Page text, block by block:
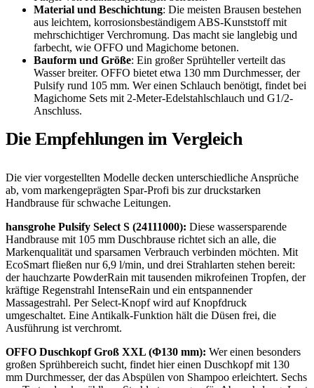
Material und Beschichtung: Die meisten Brausen bestehen
aus leichtem, korrosionsbeständigem ABS-Kunststoff mit
mehrschichtiger Verchromung. Das macht sie langlebig und
farbecht, wie OFFO und Magichome betonen.
Bauform und Größe: Ein großer Sprühteller verteilt das
Wasser breiter. OFFO bietet etwa 130 mm Durchmesser, der
Pulsify rund 105 mm. Wer einen Schlauch benötigt, findet bei
Magichome Sets mit 2-Meter-Edelstahlschlauch und G1/2-
Anschluss.
Die Empfehlungen im Vergleich
Die vier vorgestellten Modelle decken unterschiedliche Ansprüche
ab, vom markengeprägten Spar-Profi bis zur druckstarken
Handbrause für schwache Leitungen.
hansgrohe Pulsify Select S (24111000): Diese wassersparende
Handbrause mit 105 mm Duschbrause richtet sich an alle, die
Markenqualität und sparsamen Verbrauch verbinden möchten. Mit
EcoSmart fließen nur 6,9 l/min, und drei Strahlarten stehen bereit:
der hauchzarte PowderRain mit tausenden mikrofeinen Tropfen, der
kräftige Regenstrahl IntenseRain und ein entspannender
Massagestrahl. Per Select-Knopf wird auf Knopfdruck
umgeschaltet. Eine Antikalk-Funktion hält die Düsen frei, die
Ausführung ist verchromt.
OFFO Duschkopf Groß XXL (Φ130 mm): Wer einen besonders
großen Sprühbereich sucht, findet hier einen Duschkopf mit 130
mm Durchmesser, der das Abspülen von Shampoo erleichtert. Sechs